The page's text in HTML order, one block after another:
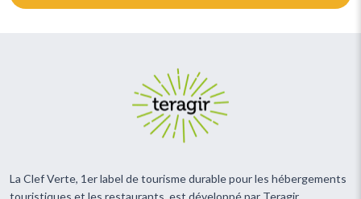
La Clef Verte, 1er label de tourisme durable pour les hébergements
touristiques et les restaurants, est développé par Teragir.